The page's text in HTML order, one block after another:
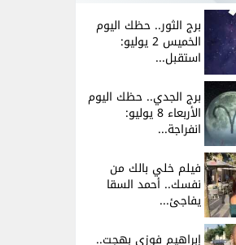
برج الثور.. حظك اليوم
الخميس 2 يوليو:
استقبل...
برج الجدي.. حظك اليوم
الأربعاء 8 يوليو:
انفراجة...
فيلم خلي بالك من
نفسك.. أحمد السقا
يفاجئ...
إبراهيم فوزي بهجت..